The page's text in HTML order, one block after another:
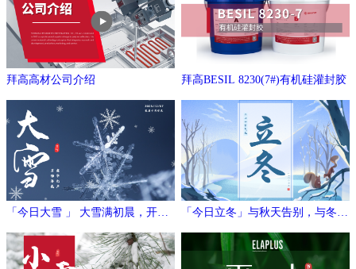
拜高高材公司介绍 拜高BESIL 8230(7#)有机硅灌封胶
「今日大雪 」 大雪满初晨，开门
万象新
「今日立冬」与秋天告别，与冬日
相拥